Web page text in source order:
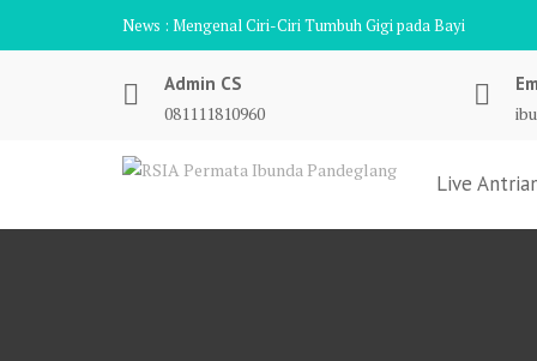
News : Mengenal Ciri-Ciri Tumbuh Gigi pada Bayi
Admin CS
081111810960
Live